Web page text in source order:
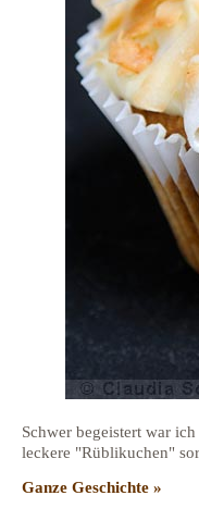
Schwer begeistert war
leckere "Rüblikuchen"
Ganze Geschichte »